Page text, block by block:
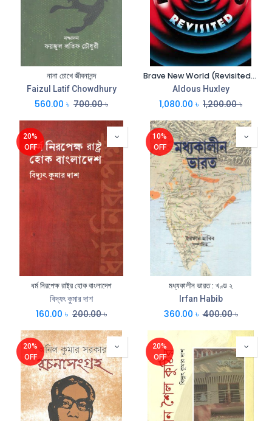
নানা চোখে জীবনানন্দ
Faizul Latif Chowdhury
560.00 ৳ 700.00৳
Brave New World (Revisited) (Vintage Huxley)
Aldous Huxley
1,080.00 ৳ 1,200.00৳
20%
OFF
ধর্ম নিরপেক্ষ রাষ্ট্র হোক বাংলাদেশ
বিদ্যৎ কুমার দাশ
160.00 ৳ 200.00৳
10%
OFF
মধ্যকালীন ভারত : খণ্ড ২
Irfan Habib
360.00 ৳ 400.00৳
20%
OFF
20%
OFF